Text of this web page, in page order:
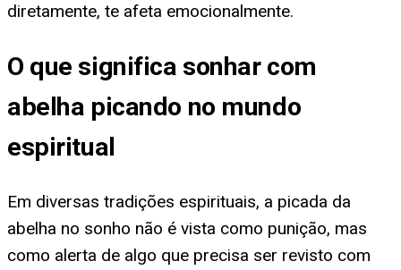
diretamente, te afeta emocionalmente.
O que significa sonhar com
abelha picando no mundo
espiritual
Em diversas tradições espirituais, a picada da
abelha no sonho não é vista como punição, mas
como alerta de algo que precisa ser revisto com